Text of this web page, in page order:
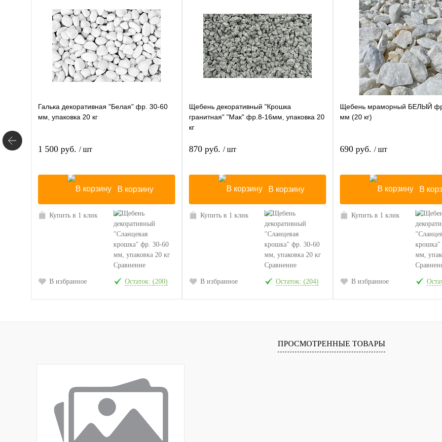
Галька декоративная "Белая" фр. 30-60
мм, упаковка 20 кг
1 500 руб. / шт
В корзину
Купить в 1 клик
Сравнение
В избранное Остаток: (200)
Щебень декоративный "Крошка
гранитная" "Мак" фр.8-16мм, упаковка 20
кг
870 руб. / шт
В корзину
Купить в 1 клик
Сравнение
В избранное Остаток: (204)
Щебень мраморный БЕЛЫЙ
мм (20 кг)
690 руб. / шт
В
Купить в 1 клик
В избранное
ПРОСМОТРЕННЫЕ ТОВАРЫ